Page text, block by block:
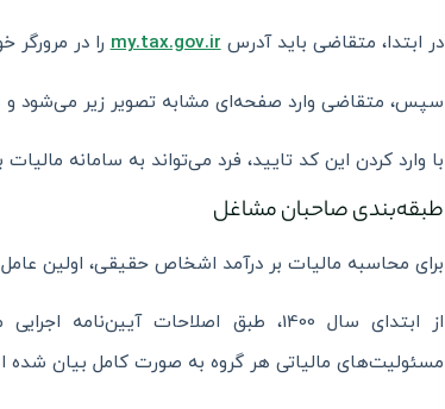
در ابتدا، متقاضی باید آدرسmy.tax.gov.irرا در مرورگر
سپس، متقاضی وارد صفحه‌ای مشابه تصویر زیر می‌شود و
با وارد کردن این کد تایید، فرد می‌تواند به سامانه
طبقه‌بندی صاحبان مشاغل
برای محاسبه مالیات بر درآمد اشخاص حقیقی، اولین
مسئولیت‌های مالیاتی هر گروه به صورت کامل بیان